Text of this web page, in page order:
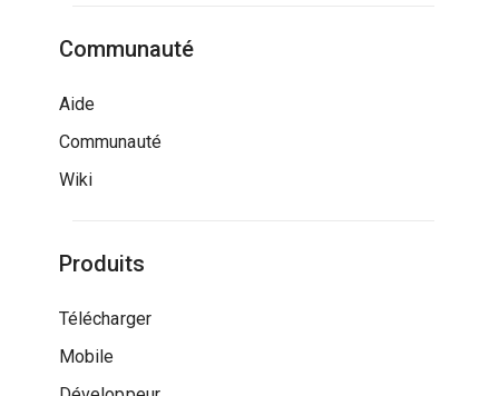
Communauté
Aide
Communauté
Wiki
Produits
Télécharger
Mobile